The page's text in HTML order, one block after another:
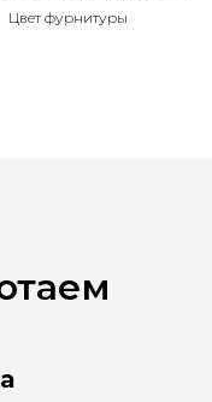
Цвет фурнитуры